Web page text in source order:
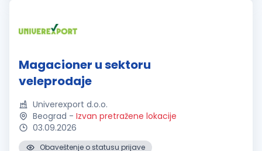
Magacioner u sektoru
veleprodaje
Univerexport d.o.o.
Beograd - Izvan pretražene lokacije
03.09.2026
Obaveštenje o statusu prijave